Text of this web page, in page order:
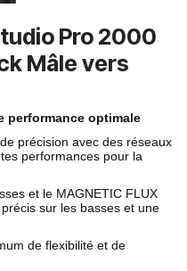
Pro 2000
Mâle vers
performance optimale
précision avec des réseaux
performances pour la
et le MAGNETIC FLUX
sur les basses et une
de flexibilité et de